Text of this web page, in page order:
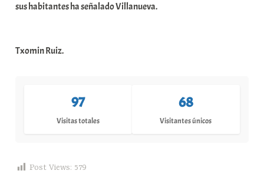
sus habitantes ha señalado Villanueva.
Txomin Ruiz.
97
Visitas totales
68
Visitantes únicos
Post Views: 579